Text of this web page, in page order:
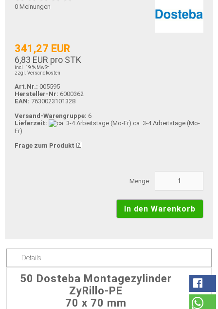
0 Meinungen
341,27 EUR
6,83 EUR pro STK
incl. 19 % MwSt.
zzgl. Versandkosten
Art.Nr.: 005595
Hersteller-Nr: 6000362
EAN: 7630023101328
Versand-Warengruppe: 6
Lieferzeit:
ca. 3-4 Arbeitstage (Mo-
Fr)
Frage zum Produkt
Menge:
Details
50 Dosteba Montagezylinder
ZyRillo-PE
70 x 70 mm